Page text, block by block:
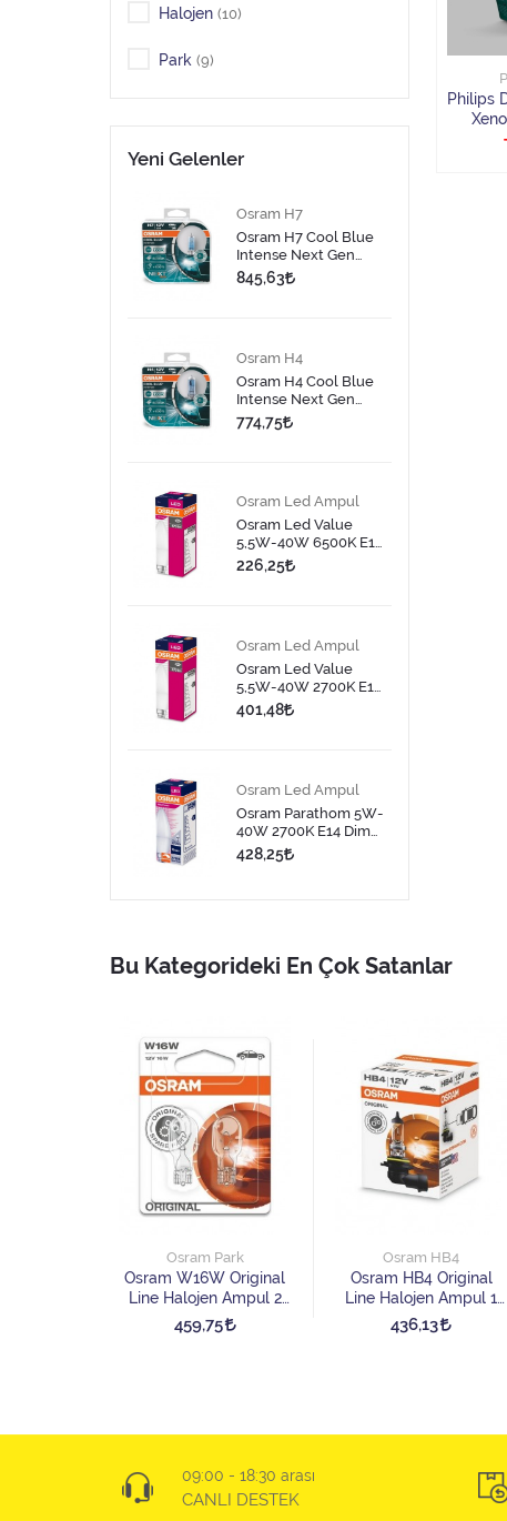
Philips
Halojen (10)
Park (9)
Yeni Gelenler
Osram H7
Osram H7 Cool Blue
Intense Next Gen
Halojen Ampul 2 Adet
845,63
Osram H4
Osram H4 Cool Blue
Intense Next Gen
Halojen Ampul 2 Adet
774,75
Osram Led Ampul
Osram Led Value
5,5W-40W 6500K E14
Led Ampul
226,25
Osram Led Ampul
Osram Led Value
5,5W-40W 2700K E14
Led Ampul
401,48
Osram Led Ampul
Osram Parathom 5W-
40W 2700K E14 Dim
Edilebilir Led Ampul
428,25
Bu Kategorideki En Çok Satanlar
Osram Park
Osram W16W Original
Line Halojen Ampul 2
Adet
459,75
Osram HB4
Osram HB4 Original
Line Halojen Ampul 1
Adet
436,13
09:00 - 18:30 arası
CANLI DESTEK